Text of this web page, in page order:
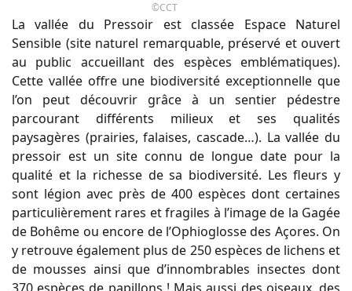
©CCT
La vallée du Pressoir est classée Espace Naturel
Sensible (site naturel remarquable, préservé et ouvert
au public accueillant des espèces emblématiques).
Cette vallée offre une biodiversité exceptionnelle que
l’on peut découvrir grâce à un sentier pédestre
parcourant différents milieux et ses qualités
paysagères (prairies, falaises, cascade…). La vallée du
pressoir est un site connu de longue date pour la
qualité et la richesse de sa biodiversité. Les fleurs y
sont légion avec près de 400 espèces dont certaines
particulièrement rares et fragiles à l’image de la Gagée
de Bohême ou encore de l’Ophioglosse des Açores. On
y retrouve également plus de 250 espèces de lichens et
de mousses ainsi que d’innombrables insectes dont